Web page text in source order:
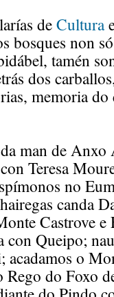
deCultura
bosques non
tamén
dos
memoria
man de Anxo
Teresa
no
canda
Castrove e
con Queipo;
o
Rego do Foxo